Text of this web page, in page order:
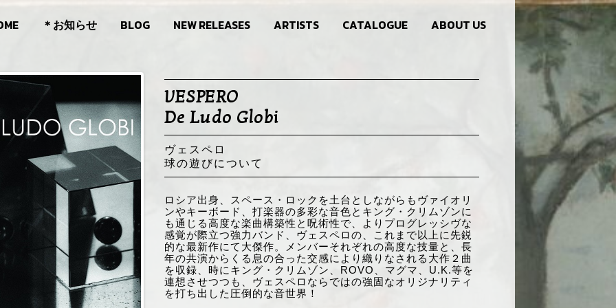
＊お知らせ BLOG NEW RELEASES ARTISTS CATALOGUE ABOUT US
VESPERO
De Ludo Globi
ヴェスペロ
球の遊びについて
ロシア出身、スペース・ロックを土台としながらもヴァイオリ
ンやキーボード、打楽器の多彩な音色とキング・クリムゾンに
も通じる高度な楽曲構築性と呪術性で、よりプログレッシヴな
感覚が際立つ強力バンド、ヴェスペロの、これまで以上に先鋭
的な最新作にて大傑作。メンバーそれぞれの高度な技量と、長
年の共演からくる息の合った交感により織りなされる大作２曲
を収録、時にキング・クリムゾン、ROVO、マグマ、U.K.等を
連想させつつも、ヴェスペロならではの強固なオリジナリティ
を打ち出した圧倒的な音世界！